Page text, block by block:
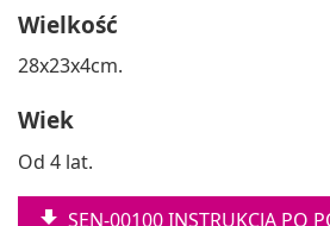
Wielkość
28x23x4cm.
Wiek
Od 4 lat.
 SEN-00100 INSTRUKCJA PO